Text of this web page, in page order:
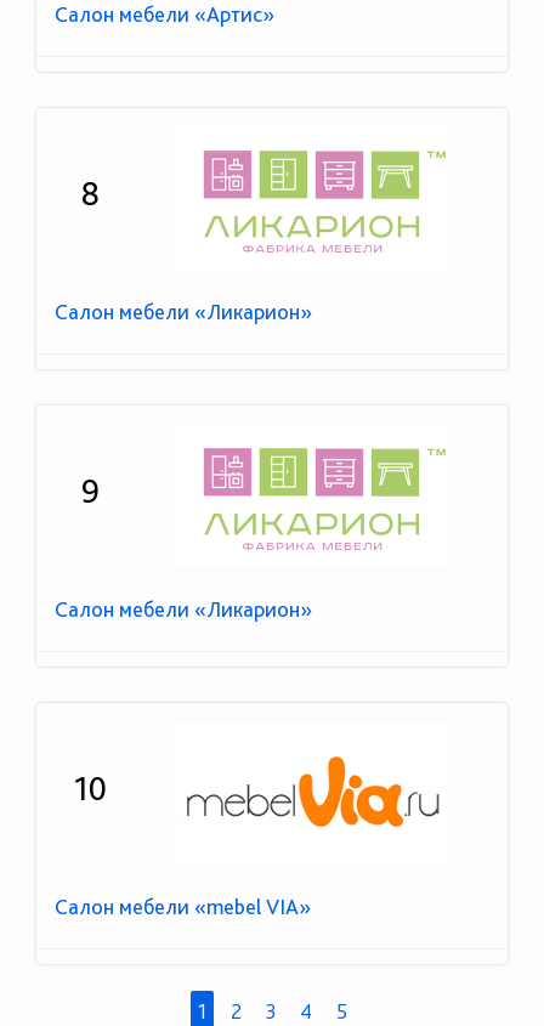
Салон мебели «Артис»
8
Салон мебели «Ликарион»
9
Салон мебели «Ликарион»
10
Салон мебели «mebel VIA»
1 2 3 4 5